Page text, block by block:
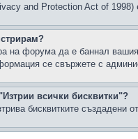
and Protection Act of
на форума да е баннал
се свържете с
всички бисквитки"?
бисквитките